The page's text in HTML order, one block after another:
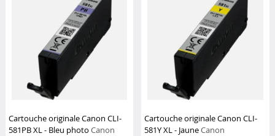
Cartouche originale Canon CLI-
581PB XL - Bleu photo Canon
Cartouche originale Canon CLI-
581Y XL - JauneCanon